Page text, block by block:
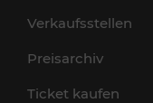
Verkaufsstellen
Preisarchiv
Ticket kaufen